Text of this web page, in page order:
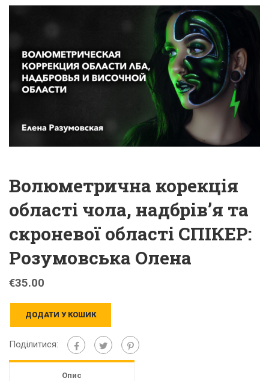
Волюметрична корекція
області чола, надбрів’я та
скроневої області СПІКЕР:
Розумовська Олена
€35.00
ДОДАТИ У КОШИК
Поділитися:
Опис